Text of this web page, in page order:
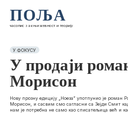
ПОЉА
часопис за књижевност и теорију
У ФОКУСУ
У продаји
Морисон
Нову прозну едицију „Ноеза” употпунио је роман
Морисон, и сасвим смо сагласни са Зејди Смит
нам је потребна не само као списатељица већ и